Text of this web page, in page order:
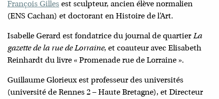
François Gilles est sculpteur, ancien élève normalien
(ENS Cachan) et doctorant en Histoire de l’Art.
Isabelle Gerard est fondatrice du journal de quartierLa
gazette de la rue de Lorraine, et coauteur avec Elisabeth
Reinhardt du livre « Promenade rue de Lorraine ».
Guillaume Glorieux est professeur des universités
(université de Rennes 2 – Haute Bretagne), et Directeur